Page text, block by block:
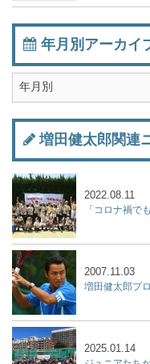
年月別アーカイ
増田健太郎関連
「コロナ禍でもやれる
2022.08.11
増田健太郎プ
2007.11.03
2025.01.14